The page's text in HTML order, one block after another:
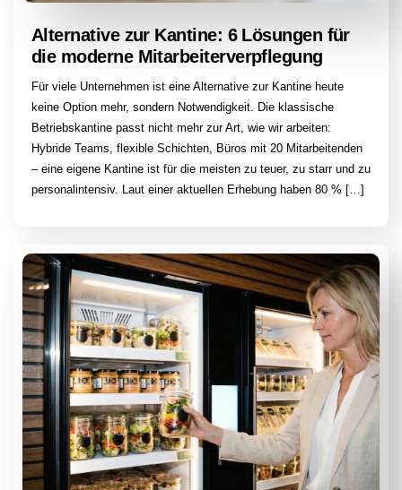
Alternative zur Kantine: 6 Lösungen für
die moderne Mitarbeiterverpflegung
Für viele Unternehmen ist eine Alternative zur Kantine heute
keine Option mehr, sondern Notwendigkeit. Die klassische
Betriebskantine passt nicht mehr zur Art, wie wir arbeiten:
Hybride Teams, flexible Schichten, Büros mit 20 Mitarbeitenden
– eine eigene Kantine ist für die meisten zu teuer, zu starr und zu
personalintensiv. Laut einer aktuellen Erhebung haben 80 % […]